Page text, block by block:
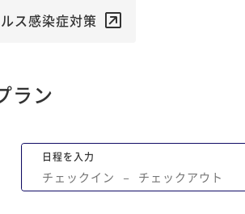
ス感染症対策
ラン
日程を入力
チェックイン − チェックアウト